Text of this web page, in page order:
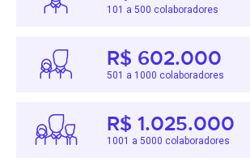
101 a 500 colaboradores
R$ 602.000
501 a 1000 colaboradores
R$ 1.025.000
1001 a 5000 colaboradores